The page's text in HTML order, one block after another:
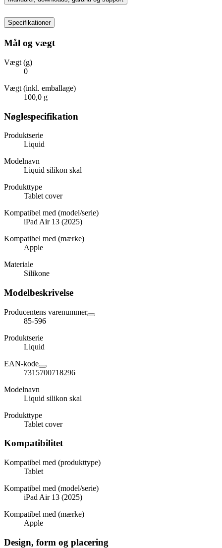
Specifikationer
Mål og vægt
Vægt (g)
0
Vægt (inkl. emballage)
100,0 g
Nøglespecifikation
Produktserie
Liquid
Modelnavn
Liquid silikon skal
Produkttype
Tablet cover
Kompatibel med (model/serie)
iPad Air 13 (2025)
Kompatibel med (mærke)
Apple
Materiale
Silikone
Modelbeskrivelse
Producentens varenummer
85-596
Produktserie
Liquid
EAN-kode
7315700718296
Modelnavn
Liquid silikon skal
Produkttype
Tablet cover
Kompatibilitet
Kompatibel med (produkttype)
Tablet
Kompatibel med (model/serie)
iPad Air 13 (2025)
Kompatibel med (mærke)
Apple
Design, form og placering